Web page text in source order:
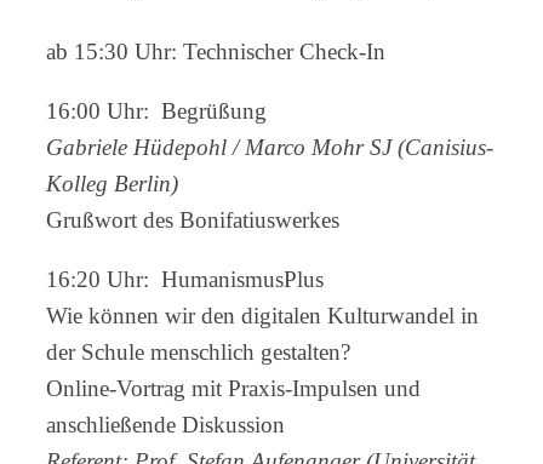
ab 15:30 Uhr: Technischer Check-In
16:00 Uhr: Begrüßung
Gabriele Hüdepohl / Marco Mohr SJ (Canisius-
Kolleg Berlin)
Grußwort des Bonifatiuswerkes
16:20 Uhr: HumanismusPlus
Wie können wir den digitalen Kulturwandel in
der Schule menschlich gestalten?
Online-Vortrag mit Praxis-Impulsen und
anschließende Diskussion